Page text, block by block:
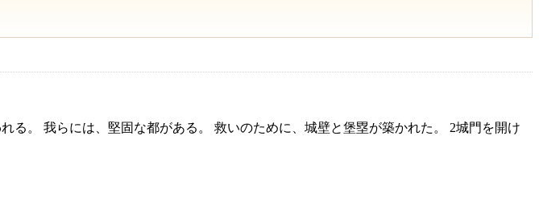
る。 我らには、堅固な都がある。 救いのために、城壁と堡塁が築かれた。 2城門を開け